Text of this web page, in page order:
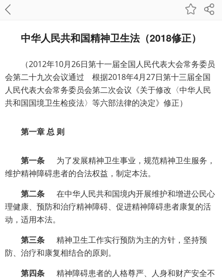
中华人民共和国精神卫生法（2018修正）
（2012年10月26日第十一届全国人民代表大会常务委员
会第二十九次会议通过 根据2018年4月27日第十三届全国
人民代表大会常务委员会第二次会议《关于修改〈中华人民
共和国国境卫生检疫法〉等六部法律的决定》修正）
第一章 总 则
第一条
为了发展精神卫生事业，规范精神卫生服务，
维护精神障碍患者的合法权益，制定本法。
第二条
在中华人民共和国境内开展维护和增进公民心
理健康、预防和治疗精神障碍、促进精神障碍患者康复的活
动，适用本法。
第三条
精神卫生工作实行预防为主的方针，坚持预
防、治疗和康复相结合的原则。
第四条
精神障碍患者的人格尊严、人身和财产安全不